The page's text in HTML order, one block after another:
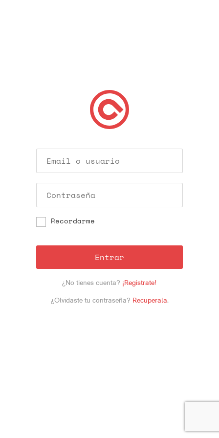
Recordarme
Entrar
¿No tienes cuenta? ¡Registrate!
¿Olvidaste tu contraseña? Recuperala.